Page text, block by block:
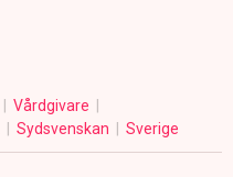
Vårdgivare
Sydsvenskan Sverige